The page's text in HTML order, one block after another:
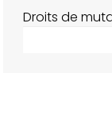
Droits de